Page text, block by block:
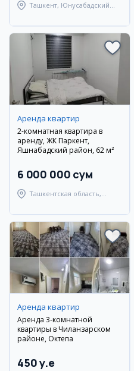
Ташкент, Юнусабадский
Аренда квартир
2-комнатная квартира в
аренду, ЖК Паркент,
Яшнабадский район, 62 м²
6 000 000 сум
Ташкентская область,
Аренда квартир
Аренда 3-комнатной
квартиры в Чиланзарском
районе, Октепа
450 y.e